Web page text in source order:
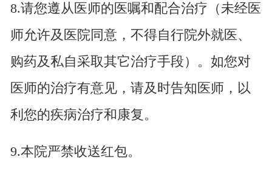
8.请您遵从医师的医嘱和配合治疗（未经医
师允许及医院同意，不得自行院外就医、
购药及私自采取其它治疗手段）。如您对
医师的治疗有意见，请及时告知医师，以
利您的疾病治疗和康复。
9.本院严禁收送红包。